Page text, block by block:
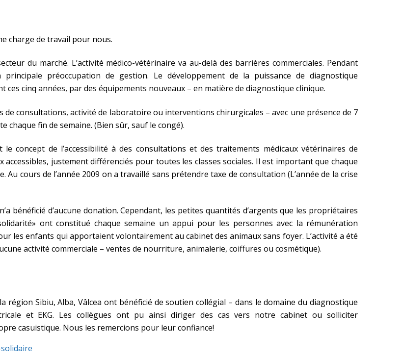
charge de travail pour nous.
du marché. L’activité médico-vétérinaire va au-delà des barrières commerciales. Pendant
préoccupation de gestion. Le développement de la puissance de diagnostique
cinq années, par des équipements nouveaux – en matière de diagnostique clinique.
de consultations, activité de laboratoire ou interventions chirurgicales – avec une présence de 7
chaque fin de semaine. (Bien sûr, sauf le congé).
concept de l’accessibilité à des consultations et des traitements médicaux vétérinaires de
justement différenciés pour toutes les classes sociales. Il est important que chaque
cours de l’année 2009 on a travaillé sans prétendre taxe de consultation (L’année de la crise
bénéficié d’aucune donation. Cependant, les petites quantités d’argents que les propriétaires
ont constitué chaque semaine un appui pour les personnes avec la rémunération
les enfants qui apportaient volontairement au cabinet des animaux sans foyer. L’activité a été
activité commerciale – ventes de nourriture, animalerie, coiffures ou cosmétique).
région Sibiu, Alba, Vâlcea ont bénéficié de soutien collégial – dans le domaine du diagnostique
et EKG. Les collègues ont pu ainsi diriger des cas vers notre cabinet ou solliciter
casuistique. Nous les remercions pour leur confiance!